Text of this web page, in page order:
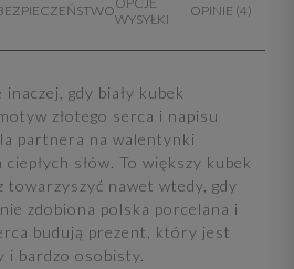
WYSYŁKI
OPINIE (4)
gdy biały kubek
złotego serca i napisu
partnera na walentynki
słów. To większy kubek
towarzyszyć nawet wtedy, gdy
zdobiona polska porcelana i
budują prezent, który jest
i bardzo osobisty.